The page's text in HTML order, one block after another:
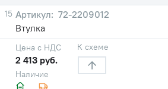
15
72-2209012
Втулка
Наличие
Цена с НДС
2 413 руб.
К схеме